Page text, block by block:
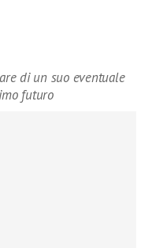
di un suo eventuale
futuro